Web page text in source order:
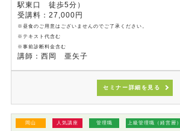
駅東口 徒歩5分）
受講料：27,000円
※昼食のご用意はございませんのでご了承ください。
※テキスト代含む
※事前診断料金含む
講師：西岡 亜矢子
セミナー詳細を見る
岡山 人気講座 管理職 上級管理職（経営層）